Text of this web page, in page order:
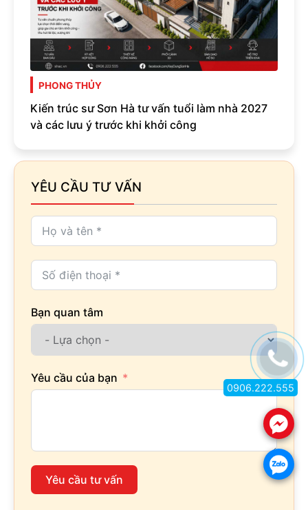
PHONG THỦY
Kiến trúc sư Sơn Hà tư vấn tuổi làm nhà 2027
và các lưu ý trước khi khởi công
YÊU CẦU TƯ VẤN
Bạn quan tâm
Yêu cầu của bạn
Yêu cầu tư vấn
.
.
0906.222.555